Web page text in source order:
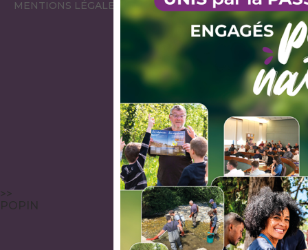
>>
POPIN
MENTIONS LÉGALES